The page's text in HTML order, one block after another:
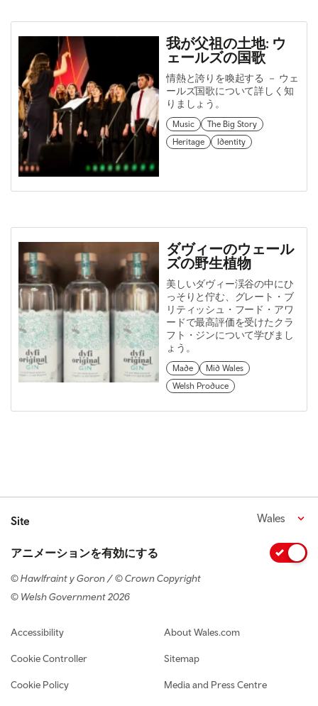
我が父祖の土地: ウ
ェールズの国歌
情熱と誇りを喚起する － ウェ
ールズ国歌について詳しく知
りましょう。
Music
The Big Story
Heritage
Identity
ダヴィーのウェール
ズの野生植物
美しいダヴィー渓谷の中にひ
っそりと佇む、グレート・ブ
リティッシュ・フード・アワ
ードで最高評価を受けたクラ
フト・ジンについて学びまし
ょう。
Made
Mid Wales
Welsh Produce
Site Wales
アニメーションを有効にする
© Hawlfraint y Goron / © Crown Copyright
© Welsh Government 2026
Footer navigation
Accessibility
Cookie Controller
Cookie Policy
About Wales.com
Sitemap
Media and Press Centre